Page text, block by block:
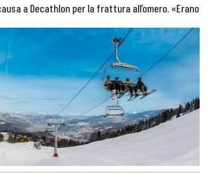
a Decathlon per la frattura all’omero. «Erano